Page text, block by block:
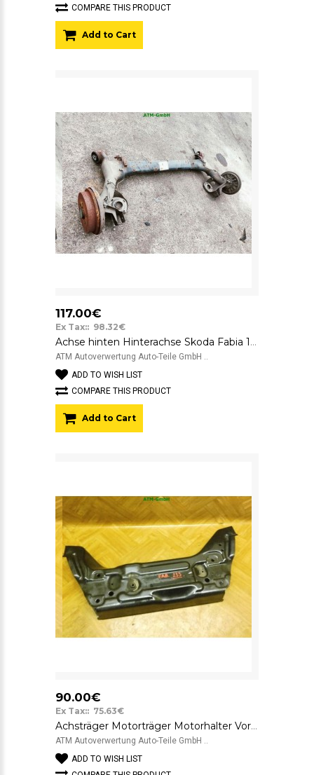
COMPARE THIS PRODUCT
Add to Cart
117.00€
Ex Tax:: 98.32€
Achse hinten Hinterachse Skoda Fabia 1 I 6Y5 Kombi
ATM Autoverwertung Auto-Teile GmbH ..
ADD TO WISH LIST
COMPARE THIS PRODUCT
Add to Cart
90.00€
Ex Tax:: 75.63€
Achsträger Motorträger Motorhalter Vorderachse vorne Skoda Fabia
ATM Autoverwertung Auto-Teile GmbH ..
ADD TO WISH LIST